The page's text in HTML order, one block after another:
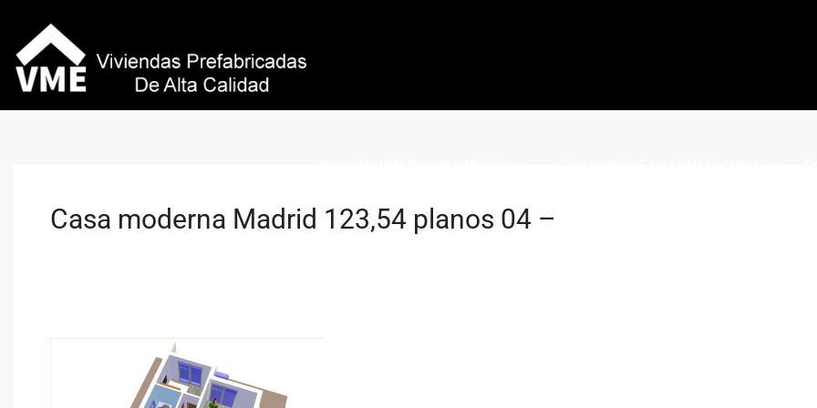
Casa moderna Madrid 123,54 planos 04 –